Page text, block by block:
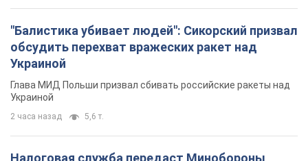
"Балистика убивает людей": Сикорский призвал
обсудить перехват вражеских ракет над
Украиной
Глава МИД Польши призвал сбивать российские ракеты над
Украиной
2 часа назад 5,6 т.
Налоговая служба передаст Минобороны